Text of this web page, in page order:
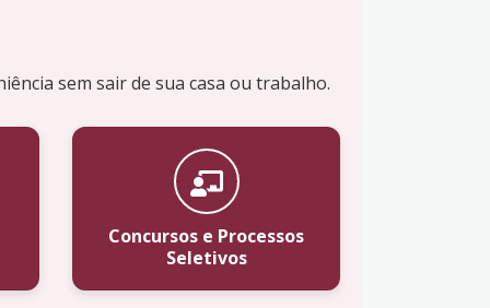
sem sair de sua casa ou trabalho.
Concursos e Processos
Seletivos